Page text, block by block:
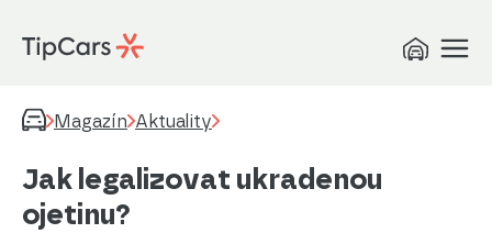
Magazín Aktuality
Jak legalizovat ukradenou
ojetinu?